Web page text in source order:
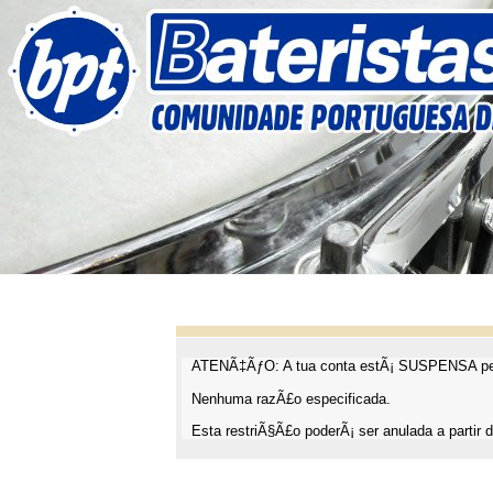
ATENÃ‡ÃƒO: A tua conta estÃ¡ SUSPENSA
Nenhuma razÃ£o especificada.
Esta restriÃ§Ã£o poderÃ¡ ser anulada a partir